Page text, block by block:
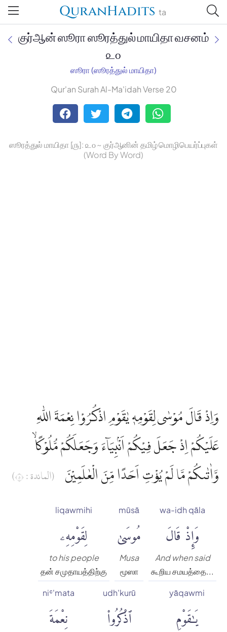
QuranHadits ta
Jan Trust Foundation
Mufti Omar Sheriff Qasimi,
குர்ஆன் ஸூரா ஸூரத்துல் மாயிதா வசனம்
௨௦
ஸூரா (ஸூரத்துல் மாயிதா)
Qur'an Surah Al-Ma'idah Verse 20
ஸூரத்துல் மாயிதா [௫]: ௨௦ ~ குர்ஆனின் தமிழ் மொழிபெயர்ப்புகள்
(Word By Word)
وَاِذْ قَالَ مُوْسٰى لِقَوْمِهٖ يٰقَوْمِ اذْكُرُوْا نِعْمَةَ اللّٰهِ
عَلَيْكُمْ اِذْ جَعَلَ فِيْكُمْ اَنْۢبِيَاۤءَ وَجَعَلَكُمْ مُّلُوْكًاۙ
وَّاٰتٰىكُمْ مَّا لَمْ يُؤْتِ اَحَدًا مِّنَ الْعٰلَمِيْنَ
(المائدة : ٥)
wa-idh qāla
وَإِذْ قَالَ
And when said
கூறிய சமயத்தை...
mūsā
مُوسَىٰ
Musa
மூஸா
liqawmihi
لِقَوْمِهِۦ
to his people
தன் சமுதாயத்திற்கு
yāqawmi
يَٰقَوْمِ
udh'kurū
ٱذْكُرُوا۟
niʿ'mata
نِعْمَةَ